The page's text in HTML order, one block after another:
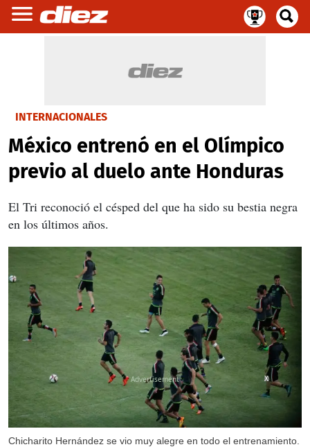
INTERNACIONALES
México entrenó en el Olímpico
previo al duelo ante Honduras
El Tri reconoció el césped del que ha sido su bestia negra
en los últimos años.
Chicharito Hernández se vio muy alegre en todo el entrenamiento.
X